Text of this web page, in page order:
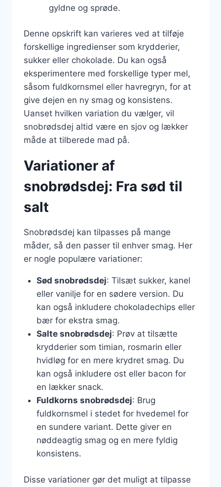
gyldne og sprøde.
Denne opskrift kan varieres ved at tilføje
forskellige ingredienser som krydderier,
sukker eller chokolade. Du kan også
eksperimentere med forskellige typer mel,
såsom fuldkornsmel eller havregryn, for at
give dejen en ny smag og konsistens.
Uanset hvilken variation du vælger, vil
snobrødsdej altid være en sjov og lækker
måde at tilberede mad på.
Variationer af
snobrødsdej: Fra sød til
salt
Snobrødsdej kan tilpasses på mange
måder, så den passer til enhver smag. Her
er nogle populære variationer:
Sød snobrødsdej: Tilsæt sukker, kanel
eller vanilje for en sødere version. Du
kan også inkludere chokoladechips eller
bær for ekstra smag.
Salte snobrødsdej: Prøv at tilsætte
krydderier som timian, rosmarin eller
hvidløg for en mere krydret smag. Du
kan også inkludere ost eller bacon for
en lækker snack.
Fuldkorns snobrødsdej: Brug
fuldkornsmel i stedet for hvedemel for
en sundere variant. Dette giver en
nøddeagtig smag og en mere fyldig
konsistens.
Disse variationer gør det muligt at tilpasse